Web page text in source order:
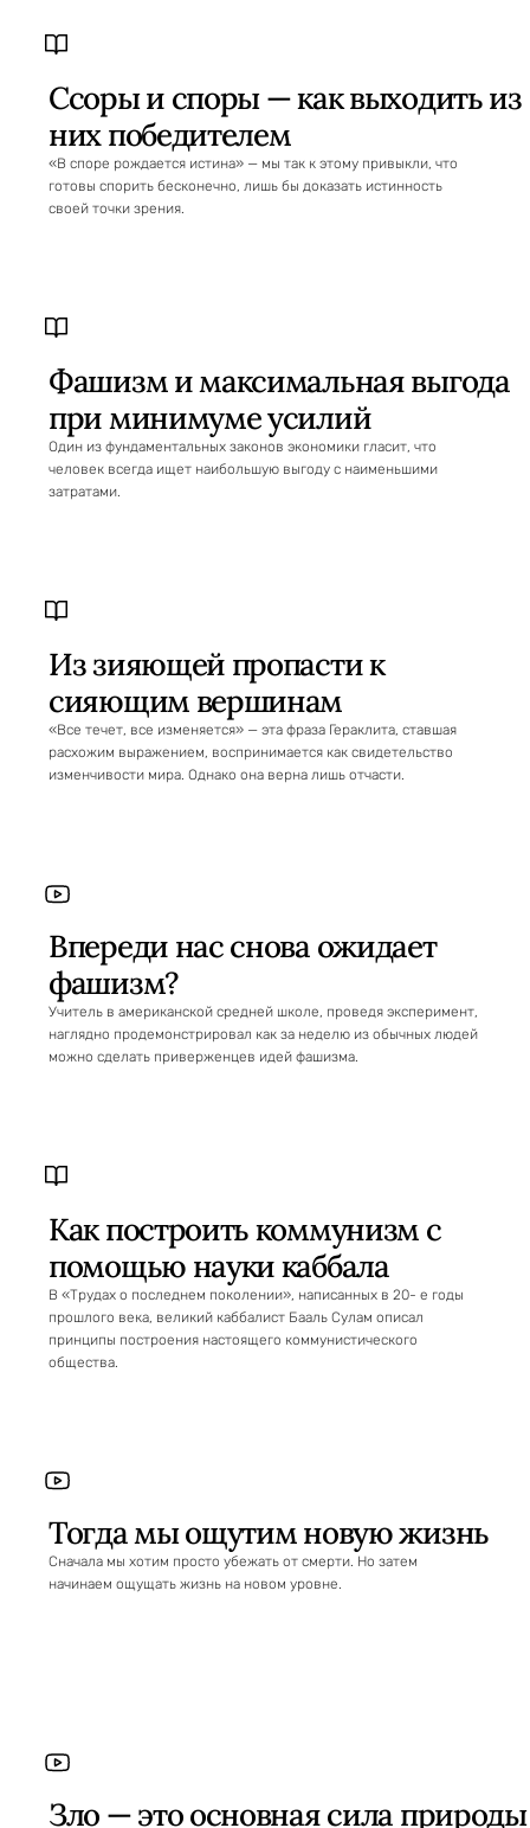
Ссоры и споры — как выходить из
них победителем
«В споре рождается истина» — мы так к этому привыкли, что
готовы спорить бесконечно, лишь бы доказать истинность
своей точки зрения.
Фашизм и максимальная выгода
при минимуме усилий
Один из фундаментальных законов экономики гласит, что
человек всегда ищет наибольшую выгоду с наименьшими
затратами.
Из зияющей пропасти к
сияющим вершинам
«Все течет, все изменяется» — эта фраза Гераклита, ставшая
расхожим выражением, воспринимается как свидетельство
изменчивости мира. Однако она верна лишь отчасти.
Впереди нас снова ожидает
фашизм?
Учитель в американской средней школе, проведя эксперимент,
наглядно продемонстрировал как за неделю из обычных людей
можно сделать приверженцев идей фашизма.
Как построить коммунизм с
помощью науки каббала
В «Трудах о последнем поколении», написанных в 20- е годы
прошлого века, великий каббалист Бааль Сулам описал
принципы построения настоящего коммунистического
общества.
Тогда мы ощутим новую жизнь
Сначала мы хотим просто убежать от смерти. Но затем
начинаем ощущать жизнь на новом уровне.
Зло — это основная сила природы